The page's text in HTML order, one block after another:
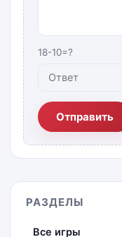
18-10=?
Отправить
РАЗДЕЛЫ
Все игры